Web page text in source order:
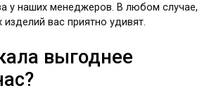
у наших менеджеров. В любом случае,
вас приятно удивят.
выгоднее